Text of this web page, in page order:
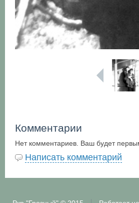
Комментарии
Нет комментариев. Ваш будет
Написать комментарий